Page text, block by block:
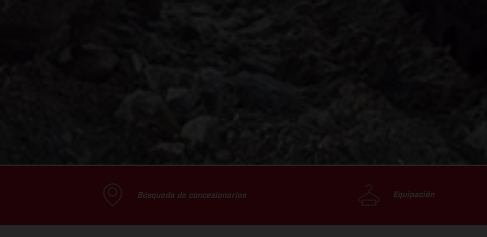
Búsqueda de concesionarios Equipación